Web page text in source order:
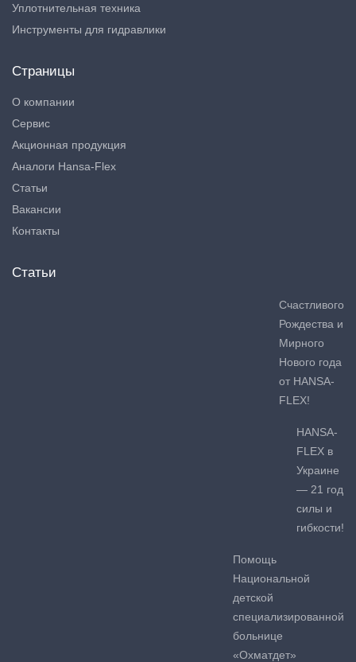
Уплотнительная техника
Инструменты для гидравлики
Страницы
О компании
Сервис
Акционная продукция
Аналоги Hansa-Flex
Статьи
Вакансии
Контакты
Статьи
Счастливого
Рождества и
Мирного
Нового года
от HANSA-
FLEX!
HANSA-
FLEX в
Украине
— 21 год
силы и
гибкости!
Помощь
Национальной
детской
специализированной
больнице
«Охматдет»